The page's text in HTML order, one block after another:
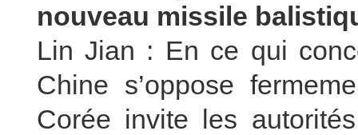
nouveau missile
Lin Jian : En ce qui
Chine s’oppose
Corée invite les